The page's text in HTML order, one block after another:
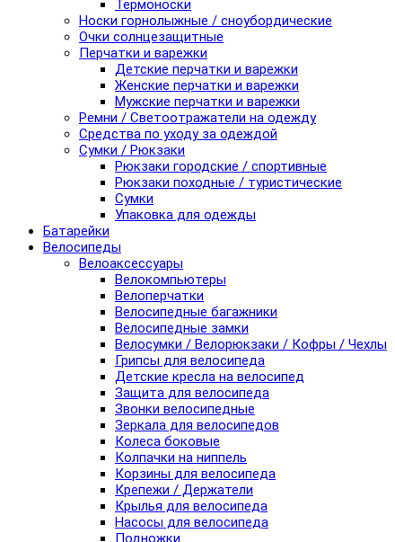
Термоноски
Носки горнолыжные / сноубордические
Очки солнцезащитные
Перчатки и варежки
Детские перчатки и варежки
Женские перчатки и варежки
Мужские перчатки и варежки
Ремни / Светоотражатели на одежду
Средства по уходу за одеждой
Сумки / Рюкзаки
Рюкзаки городские / спортивные
Рюкзаки походные / туристические
Сумки
Упаковка для одежды
Батарейки
Велосипеды
Велоаксессуары
Велокомпьютеры
Велоперчатки
Велосипедные багажники
Велосипедные замки
Велосумки / Велорюкзаки / Кофры / Чехлы
Грипсы для велосипеда
Детские кресла на велосипед
Защита для велосипеда
Звонки велосипедные
Зеркала для велосипедов
Колеса боковые
Колпачки на ниппель
Корзины для велосипеда
Крепежи / Держатели
Крылья для велосипеда
Насосы для велосипеда
Подножки